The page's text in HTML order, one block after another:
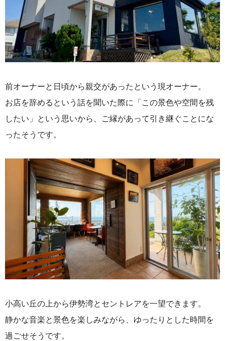
前オーナーと日頃から親交があったという現オーナー。
お店を辞めるという話を聞いた際に「この景色や空間を残
したい」という思いから、ご縁があって引き継ぐことにな
ったそうです。
小高い丘の上から伊勢湾とセントレアを一望できます。
静かな音楽と景色を楽しみながら、ゆったりとした時間を
過ごせそうです。